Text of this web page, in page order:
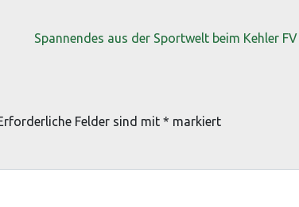
Spannendes aus der Sportwelt beim Kehler FV
Felder sind mit * markiert